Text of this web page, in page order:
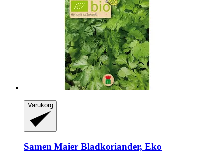
Varukorg
Samen Maier Bladkoriander, Eko